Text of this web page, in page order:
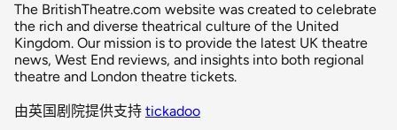
The BritishTheatre.com website was created to celebrate
the rich and diverse theatrical culture of the United
Kingdom. Our mission is to provide the latest UK theatre
news, West End reviews, and insights into both regional
theatre and London theatre tickets.
由英国剧院提供支持 tickadoo